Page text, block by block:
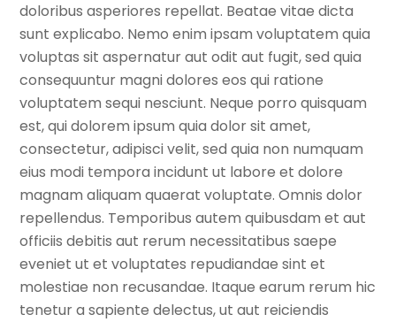
doloribus asperiores repellat. Beatae vitae dicta
sunt explicabo. Nemo enim ipsam voluptatem quia
voluptas sit aspernatur aut odit aut fugit, sed quia
consequuntur magni dolores eos qui ratione
voluptatem sequi nesciunt. Neque porro quisquam
est, qui dolorem ipsum quia dolor sit amet,
consectetur, adipisci velit, sed quia non numquam
eius modi tempora incidunt ut labore et dolore
magnam aliquam quaerat voluptate. Omnis dolor
repellendus. Temporibus autem quibusdam et aut
officiis debitis aut rerum necessitatibus saepe
eveniet ut et voluptates repudiandae sint et
molestiae non recusandae. Itaque earum rerum hic
tenetur a sapiente delectus, ut aut reiciendis